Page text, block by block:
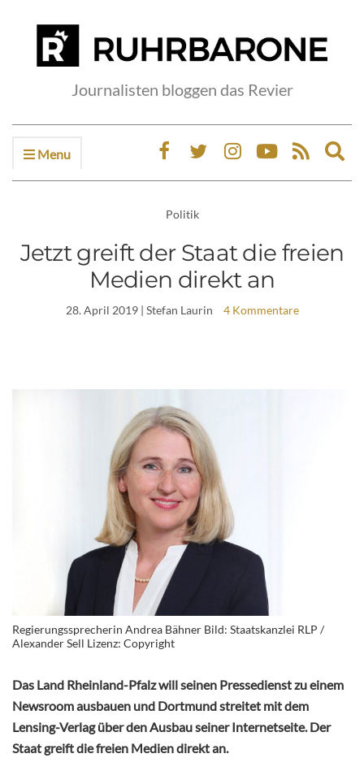
Journalisten bloggen das Revier
Menu
Politik
Jetzt greift der Staat die freien
Medien direkt an
28. April 2019| Stefan Laurin 4 Kommentare
Regierungssprecherin Andrea Bähner Bild: Staatskanzlei RLP /
Alexander Sell Lizenz: Copyright
Das Land Rheinland-Pfalz will seinen Pressedienst zu einem
Newsroom ausbauen und Dortmund streitet mit dem
Lensing-Verlag über den Ausbau seiner Internetseite. Der
Staat greift die freien Medien direkt an.